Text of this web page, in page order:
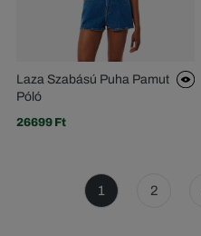
Laza Szabású Puha Pamut
Póló
26699 Ft
1 2